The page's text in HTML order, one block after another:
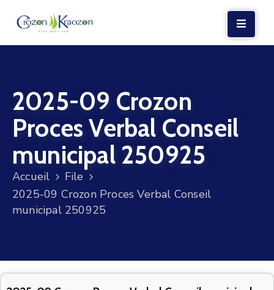
VIE
LOCALE
VIE
SOCIALE
TERRE
ET
MER
2025-09 Crozon
Proces Verbal Conseil
municipal 250925
Accueil
File
2025-09 Crozon Proces Verbal Conseil
municipal 250925